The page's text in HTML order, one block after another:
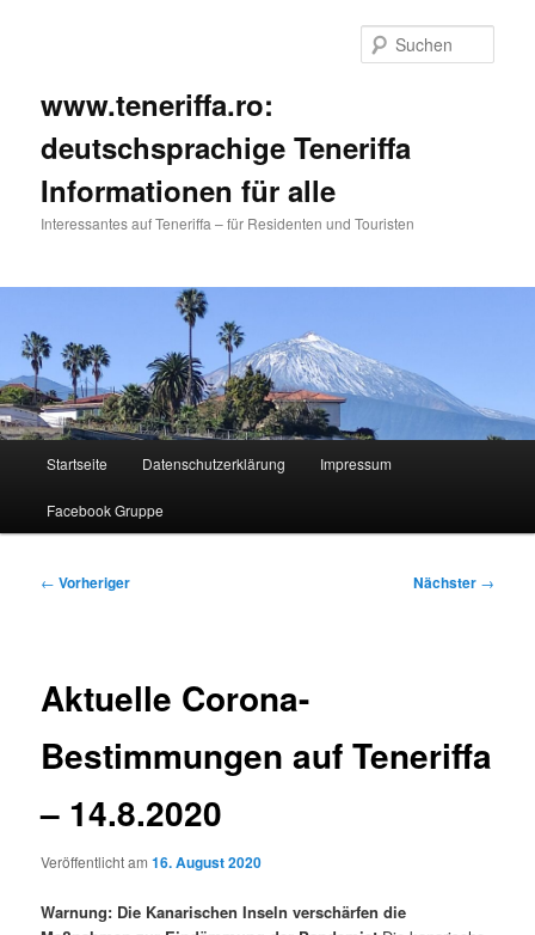
www.teneriffa.ro:
deutschsprachige Teneriffa
Informationen für alle
Interessantes auf Teneriffa – für Residenten und Touristen
Zum
primären
Startseite Datenschutzerklärung Impressum
Facebook Gruppe
Beitragsnavigation
← Vorheriger Nächster →
Aktuelle Corona-
Bestimmungen auf Teneriffa
– 14.8.2020
Veröffentlicht am16. August 2020
Warnung: Die Kanarischen Inseln verschärfen die